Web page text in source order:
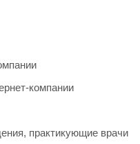
компании
практикующие врачи